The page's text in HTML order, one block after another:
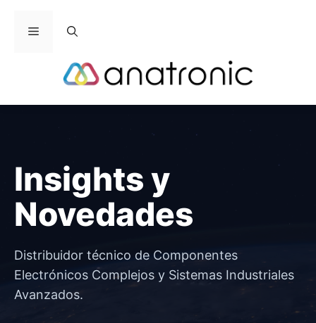
Menú
Insights y
Novedades
Distribuidor técnico de Componentes
Electrónicos Complejos y Sistemas Industriales
Avanzados.